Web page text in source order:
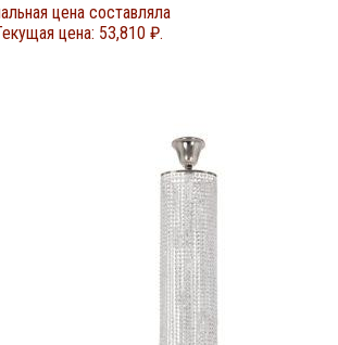
цена составляла
цена: 53,810 ₽.